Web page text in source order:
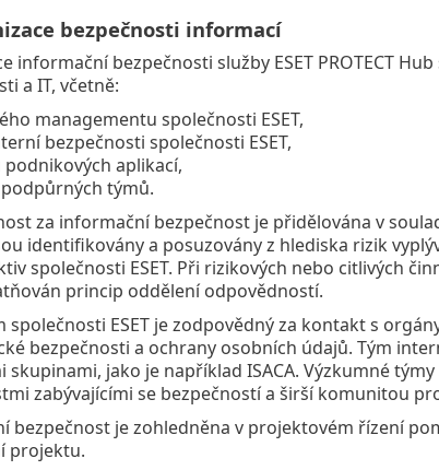
bezpečnosti informací
informační bezpečnosti služby ESET PROTECT
a IT, včetně:
managementu společnosti ESET,
bezpečnosti společnosti ESET,
podnikových aplikací,
týmů.
za informační bezpečnost je přidělována v
identifikovány a posuzovány z hlediska rizik
společnosti ESET. Při rizikových nebo citlivých
princip oddělení odpovědností.
společnosti ESET je zodpovědný za kontakt s
bezpečnosti a ochrany osobních údajů. Tým
skupinami, jako je například ISACA. Výzkumné
zabývajícími se bezpečností a širší komunitou
bezpečnost je zohledněna v projektovém řízení
projektu.